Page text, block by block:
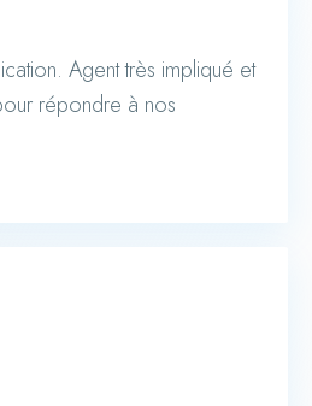
Agent très impliqué et
répondre à nos